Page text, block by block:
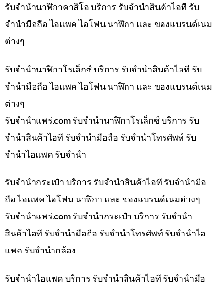
รับจำนำนาฬิกาคาสิโอ บริการ รับจำนำสินค้าไอที รับ
จำนำมือถือ ไอแพค ไอโฟน นาฬิกา และ ของแบรนด์เนม
ต่างๆ
รับจำนำนาฬิกาโรเล็กซ์ บริการ รับจำนำสินค้าไอที รับ
จำนำมือถือ ไอแพค ไอโฟน นาฬิกา และ ของแบรนด์เนม
ต่างๆ
รับจํานําแพร่.com รับจำนำนาฬิกาโรเล็กซ์ บริการ รับ
จำนำสินค้าไอที รับจำนำมือถือ รับจำนำโทรศัพท์ รับ
จำนำไอแพค รับจำนำ
รับจำนำกระเป๋า บริการ รับจำนำสินค้าไอที รับจำนำมือ
ถือ ไอแพค ไอโฟน นาฬิกา และ ของแบรนด์เนมต่างๆ
รับจํานําแพร่.com รับจำนำกระเป๋า บริการ รับจำนำ
สินค้าไอที รับจำนำมือถือ รับจำนำโทรศัพท์ รับจำนำไอ
แพค รับจำนำกล้อง
รับจำนำไอแพด บริการ รับจำนำสินค้าไอที รับจำนำมือ